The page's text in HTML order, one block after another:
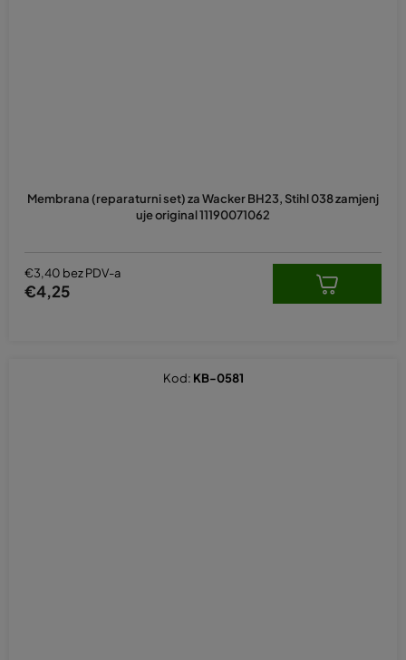
Membrana (reparaturni set) za Wacker BH23, Stihl 038 zamjenj
uje original 11190071062
€3,40 bez PDV-a
€4,25
Kod: KB-0581